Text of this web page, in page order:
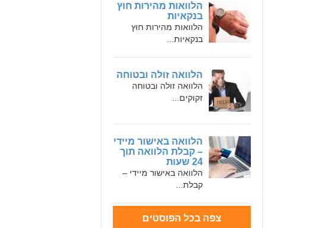
הלוואות מהירות חוץ
בנקאיות
הלוואות מהירות חוץ
בנקאיות...
הלוואה זולה ובטוחה
הלוואה זולה ובטוחה
זקוקים...
הלוואה באישור מיידי
– קבלת הלוואה תוך
24 שעות
הלוואה באישור מיידי –
קבלת...
צפה בכל הפוסטים